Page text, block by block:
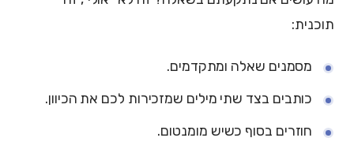
תוכנית:
מסמנים שאלה ומתקדמים.
כותבים בצד שתי מילים שמזכירות לכם את הכיוון.
חוזרים בסוף כשיש מומנטום.